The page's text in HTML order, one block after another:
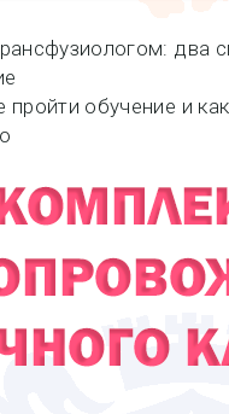
два
пройти обучение и